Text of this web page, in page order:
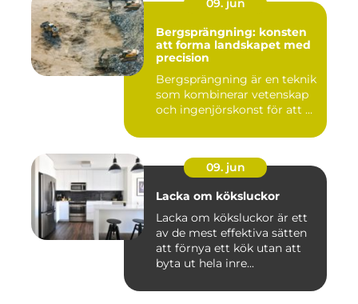
Bergsprängning: konsten
att forma landskapet med
precision
Bergsprängning är en teknik
som kombinerar vetenskap
och ingenjörskonst för att ...
09. jun
Lacka om köksluckor
Lacka om köksluckor är ett
av de mest effektiva sätten
att förnya ett kök utan att
byta ut hela inre...